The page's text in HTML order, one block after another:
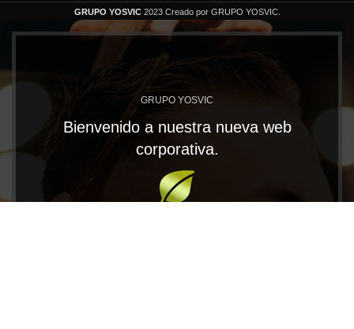
GRUPO YOSVIC 2023 Creado por GRUPO YOSVIC.
GRUPO YOSVIC
Bienvenido a nuestra nueva web
corporativa.